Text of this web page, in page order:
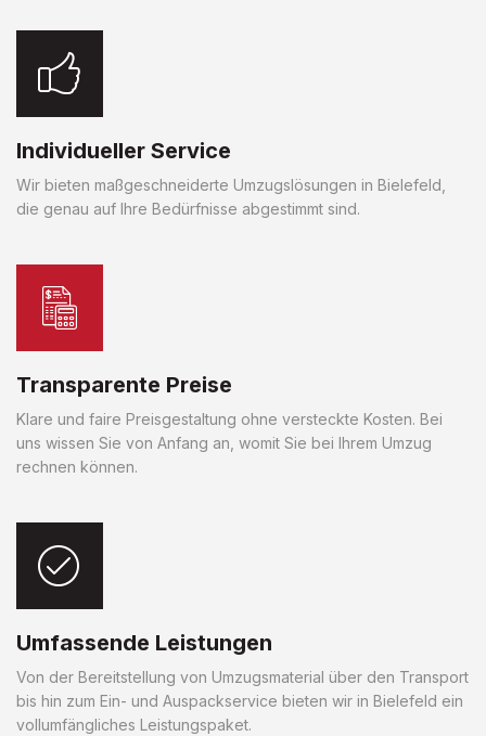
Individueller Service
Wir bieten maßgeschneiderte Umzugslösungen in Bielefeld,
die genau auf Ihre Bedürfnisse abgestimmt sind.
Transparente Preise
Klare und faire Preisgestaltung ohne versteckte Kosten. Bei
uns wissen Sie von Anfang an, womit Sie bei Ihrem Umzug
rechnen können.
Umfassende Leistungen
Von der Bereitstellung von Umzugsmaterial über den Transport
bis hin zum Ein- und Auspackservice bieten wir in Bielefeld ein
vollumfängliches Leistungspaket.